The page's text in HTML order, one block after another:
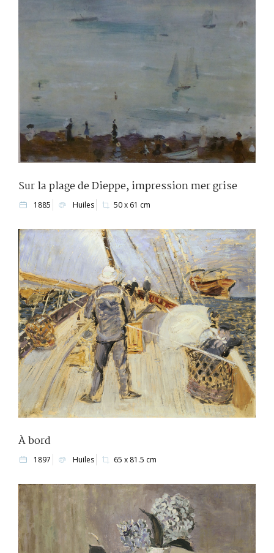
Sur la plage de Dieppe, impression mer grise
1885 Huiles 50 x 61 cm
À bord
1897 Huiles 65 x 81.5 cm